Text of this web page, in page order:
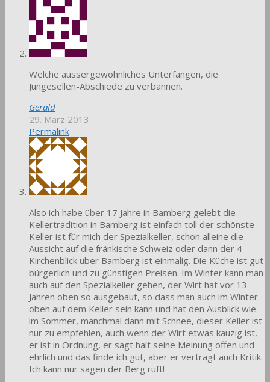
Welche aussergewöhnliches Unterfangen, die
Jungesellen-Abschiede zu verbannen.
Gerald
29. März 2013
Permalink
Also ich habe über 17 Jahre in Bamberg gelebt die
Kellertradition in Bamberg ist einfach toll der schönste
Keller ist für mich der Spezialkeller, schon alleine die
Aussicht auf die fränkische Schweiz oder dann der 4
Kirchenblick über Bamberg ist einmalig. Die Küche ist gut
bürgerlich und zu günstigen Preisen. Im Winter kann man
auch auf den Spezialkeller gehen, der Wirt hat vor 13
Jahren oben so ausgebaut, so dass man auch im Winter
oben auf dem Keller sein kann und hat den Ausblick wie
im Sommer, manchmal dann mit Schnee, dieser Keller ist
nur zu empfehlen, auch wenn der Wirt etwas kauzig ist,
er ist in Ordnung, er sagt halt seine Meinung offen und
ehrlich und das finde ich gut, aber er verträgt auch Kritik.
Ich kann nur sagen der Berg ruft!